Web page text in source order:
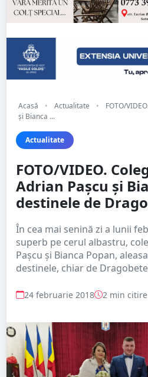
Acasă • Actualitate •
FOTO/
și Bianca ...
Actualitate
FOTO/VIDEO.
Adrian Pașcu și
destinele de
În cea mai senină zi a lunii
superb pe cerul albastru,
Pașcu și Bianca Popan,
destinele, chiar de
24 februarie 2018 2 min citire